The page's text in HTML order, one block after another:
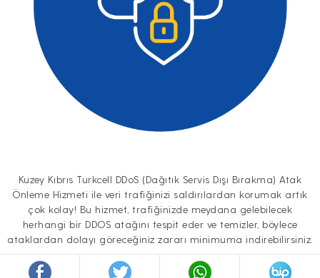
Kuzey Kıbrıs Turkcell DDoS (Dağıtık Servis Dışı Bırakma) Atak
Önleme Hizmeti ile veri trafiğinizi saldırılardan korumak artık
çok kolay! Bu hizmet, trafiğinizde meydana gelebilecek
herhangi bir DDOS atağını tespit eder ve temizler, böylece
ataklardan dolayı göreceğiniz zararı minimuma indirebilirsiniz.